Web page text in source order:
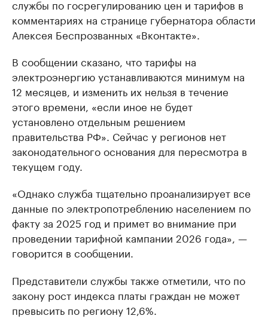
службы по госрегулированию цен и тарифов в
комментариях на странице губернатора области
Алексея Беспрозванных «Вконтакте».
В сообщении сказано, что тарифы на
электроэнергию устанавливаются минимум на
12 месяцев, и изменить их нельзя в течение
этого времени, «если иное не будет
установлено отдельным решением
правительства РФ». Сейчас у регионов нет
законодательного основания для пересмотра в
текущем году.
«Однако служба тщательно проанализирует все
данные по электропотреблению населением по
факту за 2025 год и примет во внимание при
проведении тарифной кампании 2026 года», —
говорится в сообщении.
Представители службы также отметили, что по
закону рост индекса платы граждан не может
превысить по региону 12,6%.